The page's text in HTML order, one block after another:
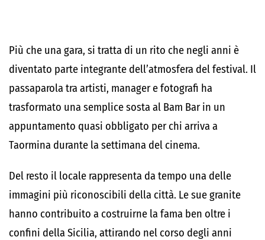
Più che una gara, si tratta di un rito che negli anni è
diventato parte integrante dell’atmosfera del festival. Il
passaparola tra artisti, manager e fotografi ha
trasformato una semplice sosta al Bam Bar in un
appuntamento quasi obbligato per chi arriva a
Taormina durante la settimana del cinema.
Del resto il locale rappresenta da tempo una delle
immagini più riconoscibili della città. Le sue granite
hanno contribuito a costruirne la fama ben oltre i
confini della Sicilia, attirando nel corso degli anni